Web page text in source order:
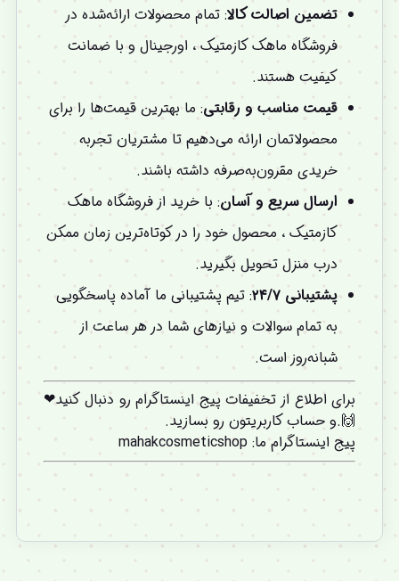
تضمین اصالت کالا: تمام محصولات ارائه‌شده در
فروشگاه ماهک کازمتیک ، اورجینال و با ضمانت
کیفیت هستند.
قیمت مناسب و رقابتی: ما بهترین قیمت‌ها را برای
محصولاتمان ارائه می‌دهیم تا مشتریان تجربه
خریدی مقرون‌به‌صرفه داشته باشند.
ارسال سریع و آسان: با خرید از فروشگاه ماهک
کازمتیک ، محصول خود را در کوتاه‌ترین زمان ممکن
درب منزل تحویل بگیرید.
پشتیبانی ۲۴/۷
: تیم پشتیبانی ما آماده پاسخگویی
به تمام سوالات و نیازهای شما در هر ساعت از
شبانه‌روز است.
برای اطلاع از تخفیفات پیج اینستاگرام رو دنبال کنید❤
🙌.و حساب کاربریتونرو بسازید.
پیج اینستاگرام ما:
mahakcosmeticshop